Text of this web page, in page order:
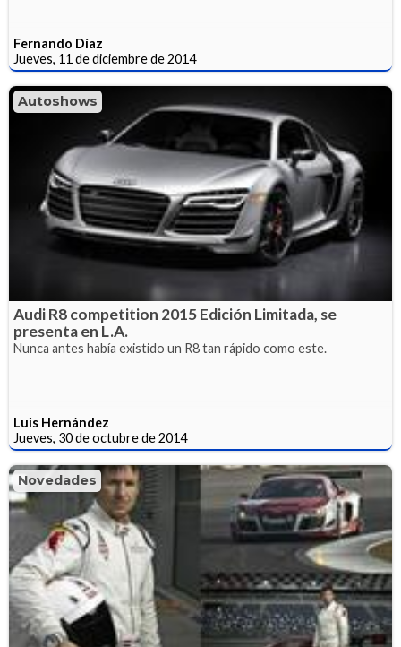
Fernando Díaz
Jueves, 11 de diciembre de 2014
Autoshows
Audi R8 competition 2015 Edición Limitada, se
presenta en L.A.
Nunca antes había existido un R8 tan rápido como este.
Luis Hernández
Jueves, 30 de octubre de 2014
Novedades